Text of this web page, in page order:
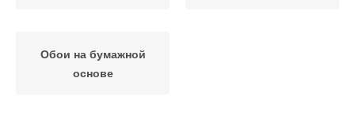
Обои на бумажной
основе